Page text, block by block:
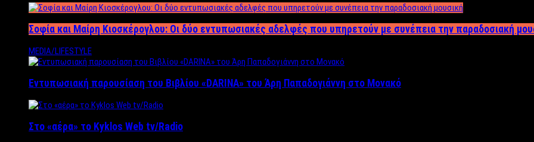
Σοφία και Μαίρη Κιοσκέρογλου: Οι δύο εντυπωσιακές αδελφές που υπηρετούν με συνέπεια την παραδοσιακή
MEDIA/LIFESTYLE
Εντυπωσιακή παρουσίαση του Βιβλίου «DARINA» του Άρη Παπαδογιάννη στο Μονακό
Στο «αέρα» το Kyklos Web tv/Radio